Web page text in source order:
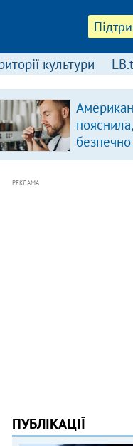
культури
РЕКЛАМА
ПУБЛІКАЦІЇ